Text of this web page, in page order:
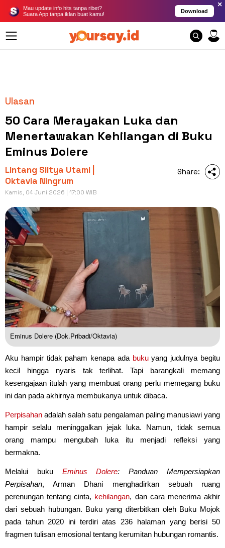
Mau update info hits tanpa ribet?
Suara App tanpa iklan buat kamu!
Download
×
Ulasan
50 Cara Merayakan Luka dan
Menertawakan Kehilangan di Buku
Eminus Dolere
Lintang Siltya Utami |
Oktavia Ningrum
Kamis, 04 Juni 2026 | 17:00 WIB
Share:
Eminus Dolere (Dok.Pribadi/Oktavia)
Aku hampir tidak paham kenapa ada bukuyang judulnya begitu
kecil hingga nyaris tak terlihat. Tapi barangkali memang
kesengajaan itulah yang membuat orang perlu memegang buku
ini dan pada akhirnya membukanya untuk dibaca.
Perpisahan adalah salah satu pengalaman paling manusiawi yang
hampir selalu meninggalkan jejak luka. Namun, tidak semua
orang mampu mengubah luka itu menjadi refleksi yang
bermakna.
Melalui buku Eminus Dolere: Panduan Mempersiapkan
Perpisahan, Arman Dhani menghadirkan sebuah ruang
perenungan tentang cinta, kehilangan, dan cara menerima akhir
dari sebuah hubungan. Buku yang diterbitkan oleh Buku Mojok
pada tahun 2020 ini terdiri atas 236 halaman yang berisi 50
fragmen tulisan emosional tentang kerumitan hubungan romantis.